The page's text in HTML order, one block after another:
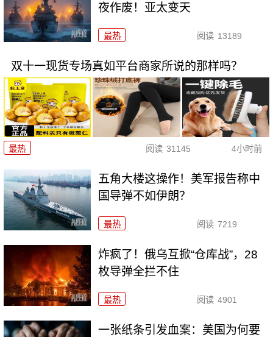
夜作废！亚太变天
最热 阅读 13189
双十一现货专场真如平台商家所说的那样吗？
最热 阅读 31145 4小时前
五角大楼这操作！美军报告称中
国导弹不如伊朗？
最热 阅读 7219
炸疯了！俄乌互掀“仓库战”，28
枚导弹全拦不住
最热 阅读 4901
一张纸条引发血案：美国为何要